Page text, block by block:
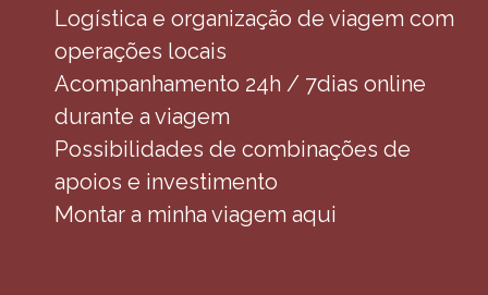
Logística e organização de viagem com
operações locais
Acompanhamento 24h / 7dias online
durante a viagem
Possibilidades de combinações de
apoios e investimento
Montar a minha viagem aqui